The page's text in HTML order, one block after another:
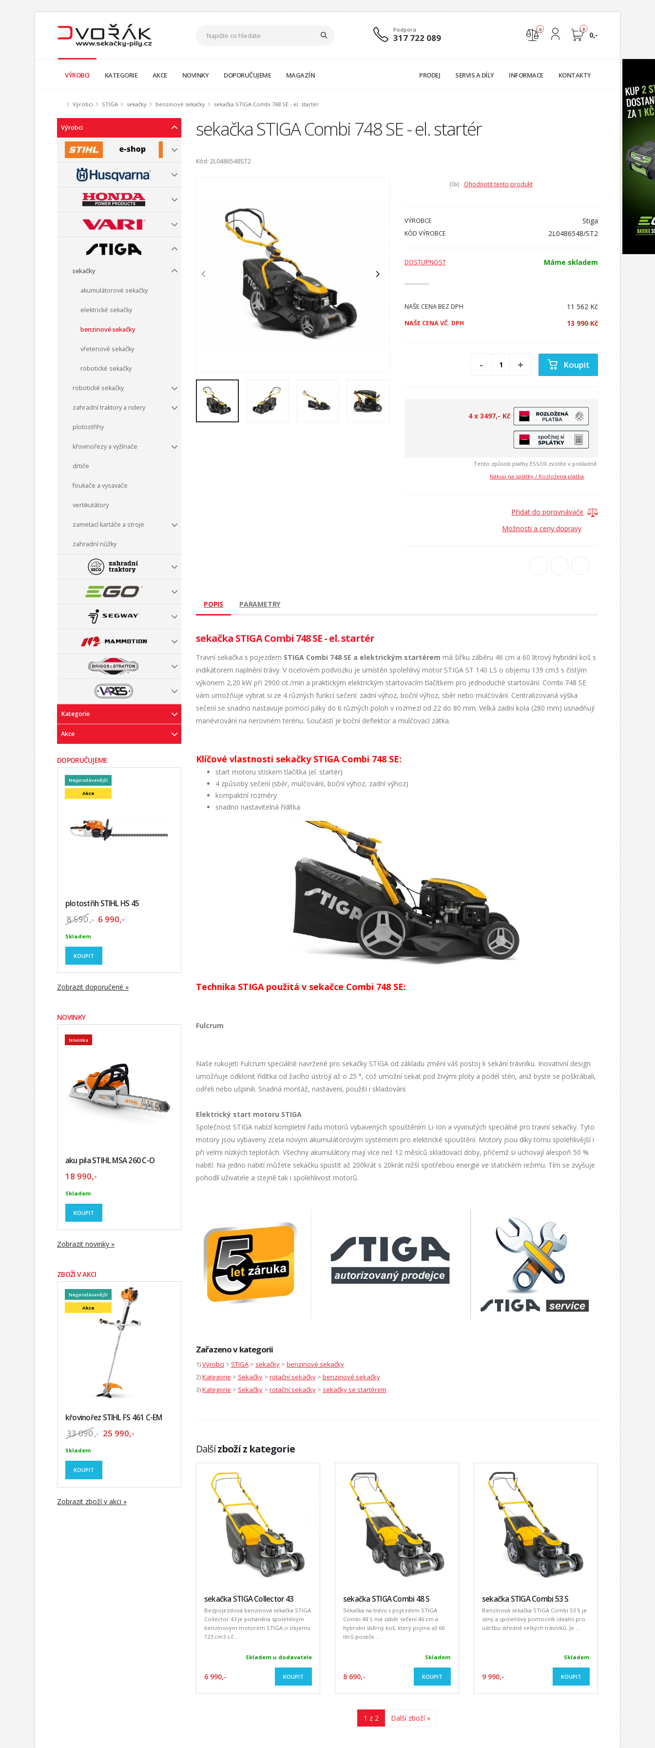
Podpora
317 722 089
0
0,-
0
VÝROBCI KATEGORIE AKCE NOVINKY DOPORUČUJEME MAGAZÍN PRODEJ SERVIS A DÍLY INFORMACE KONTAKTY
Výrobci STIGA sekačky benzinové sekačky sekačka STIGA Combi 748 SE - el. startér
Výrobci
sekačky
akumulátorové sekačky
elektrické sekačky
benzinové sekačky
vřetenové sekačky
robotické sekačky
robotické sekačky
zahradní traktory a ridery
plotostřihy
křovinořezy a vyžínače
drtiče
foukače a vysavače
vertikutátory
zametací kartáče a stroje
zahradní nůžky
Kategorie
Akce
DOPORUČUJEME
Nejprodávanější
Akce
plotostřih STIHL HS 45
8 590,- 6 990,-
Skladem
KOUPIT
Zobrazit doporučené »
NOVINKY
Novinka
aku pila STIHL MSA 260 C-O
18 990,-
Skladem
KOUPIT
Zobrazit novinky »
ZBOŽÍ V AKCI
Nejprodávanější
Akce
křovinořez STIHL FS 461 C-EM
33 090,- 25 990,-
Skladem
KOUPIT
Zobrazit zboží v akci »
sekačka STIGA Combi 748 SE - el. startér
Kód: 2L0486548ST2
(0x) Ohodnotit tento produkt
VÝROBCE Stiga
KÓD VÝROBCE 2L0486548/ST2
DOSTUPNOST Máme skladem
NAŠE CENA BEZ DPH 11 562 Kč
NAŠE CENA VČ. DPH 13 990 Kč
Koupit
4 x 3497,- Kč
Tento způsob platby ESSOX zvolíte v pokladně.
Nákup na splátky / Rozložená platba
Přidat do porovnávače
Možnosti a ceny dopravy
POPIS PARAMETRY
sekačka STIGA Combi 748 SE - el. startér
Travní sekačka s pojezdem STIGA Combi 748 SE a elektrickým startérem má šířku záběru 46 cm a 60 litrový hybridní koš s
indikátorem naplnění trávy. V ocelovém podvozku je umístěn spolehlivý motor STIGA ST 140 LS o objemu 139 cm3 s čistým
výkonem 2,20 kW při 2900 ot./min a praktickým elektrickým startovacím tlačítkem pro jednoduché startování. Combi 748 SE
vám umožňuje vybrat si ze 4 různých funkcí sečení: zadní výhoz, boční výhoz, sběr nebo mulčování. Centralizovaná výška
sečení se snadno nastavuje pomocí páky do 6 různých poloh v rozmezí od 22 do 80 mm. Velká zadní kola (280 mm) usnadňují
manévrování na nerovném terénu. Součástí je boční deflektor a mulčovací zátka.
Klíčové vlastnosti sekačky STIGA Combi 748 SE:
start motoru stiskem tlačítka (el. startér)
4 způsoby sečení (sběr, mulčování, boční výhoz, zadní výhoz)
kompaktní rozměry
snadno nastavitelná řídítka
Technika STIGA použitá v sekačce Combi 748 SE:
Fulcrum
Naše rukojeti Fulcrum speciálně navržené pro sekačky STIGA od základu změní váš postoj k sekání trávníku. Inovativní design
umožňuje odklonit řídítka od žacího ústrojí až o 25 °, což umožní sekat pod živými ploty a podél stěn, aniž byste se poškrábali,
odřeli nebo ušpinili. Snadná montáž, nastavení, použití i skladování.
Elektrický start motoru STIGA
Společnost STIGA nabízí kompletní řadu motorů vybavených spouštěním Li-Ion a vyvinutých speciálně pro travní sekačky. Tyto
motory jsou vybaveny zcela novým akumulátorovým systémem pro elektrické spouštění. Motory jsou díky tomu spolehlivější i
při velmi nízkých teplotách. Všechny akumulátory mají více než 12 měsíců skladovací doby, přičemž si uchovají alespoň 50 %
nabití. Na jedno nabití můžete sekačku spustit až 200krát s 20krát nižší spotřebou energie ve statickém režimu. Tím se zvyšuje
pohodlí uživatele a stejně tak i spolehlivost motorů.
Zařazeno v kategorii
1)Výrobci > STIGA > sekačky > benzinové sekačky
2)Kategorie > Sekačky > rotační sekačky > benzinové sekačky
3)Kategorie > Sekačky > rotační sekačky > sekačky se startérem
Dalšízboží z kategorie
sekačka STIGA Collector 43
Bezpojezdová benzinová sekačka STIGA
Collector 43 je poháněna spolehlivým
benzínovým motorem STIGA o objemu
123 cm3 s č ...
Skladem u dodavatele
6 990,- KOUPIT
sekačka STIGA Combi 48 S
Sekačka na trávu s pojezdem STIGA
Combi 48 S má záběr sečení 46 cm a
hybridní sběrný koš, který pojme až 60
litrů poseče ...
Skladem
8 690,- KOUPIT
sekačka STIGA Combi 53 S
Benzínová sekačka STIGA Combi 53 S je
silný a spolehlivý pomocník ideální pro
údržbu středně velkých trávníků. Je ...
Skladem
9 990,- KOUPIT
1 z 2 Další zboží »